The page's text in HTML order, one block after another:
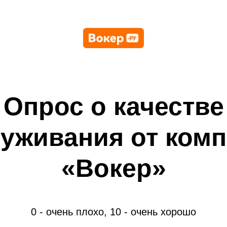
Опрос о качестве
от
«Вокер»
0 - очень плохо, 10 - очень хорошо